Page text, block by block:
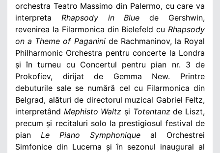
orchestra Teatro Massimo din Palermo, cu care va
interpreta Rhapsody in Blue de Gershwin,
revenirea la Filarmonica din Bielefeld cu Rhapsody
on a Theme of Paganinide Rachmaninov, la Royal
Philharmonic Orchestra pentru concerte la Londra
și în turneu cu Concertul pentru pian nr. 3 de
Prokofiev, dirijat de Gemma New. Printre
debuturile sale se numără cel cu Filarmonica din
Belgrad, alături de directorul muzical Gabriel Feltz,
interpretând Mephisto Waltz și Totentanzde Liszt,
precum și recitaluri solo la prestigiosul festival de
pian Le Piano Symphonique al Orchestrei
Simfonice din Lucerna și în sezonul inaugural al